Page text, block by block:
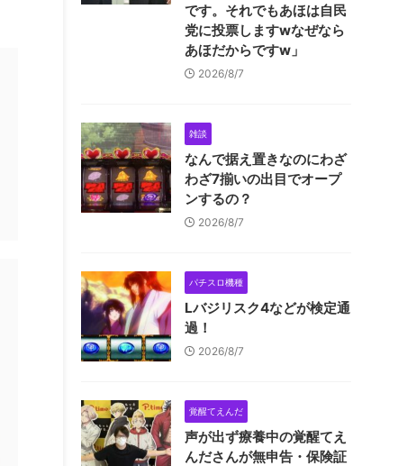
です。それでもあほは自民
党に投票しますwなぜなら
あほだからですw」
2026/8/7
雑談
なんで据え置きなのにわざ
わざ7揃いの出目でオープ
ンするの？
2026/8/7
パチスロ機種
Lバジリスク4などが検定通
過！
2026/8/7
覚醒てえんだ
声が出ず療養中の覚醒てえ
んださんが無申告・保険証